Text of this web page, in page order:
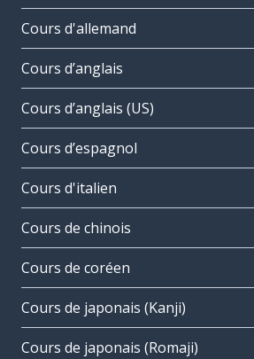
Cours d'allemand
Cours d’anglais
Cours d’anglais (US)
Cours d’espagnol
Cours d'italien
Cours de chinois
Cours de coréen
Cours de japonais (Kanji)
Cours de japonais (Romaji)